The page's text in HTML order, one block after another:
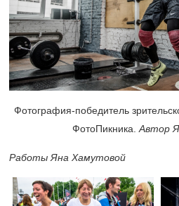
Фотография-победитель
ФотоПикника. Автор
Работы Яна Хамутовой